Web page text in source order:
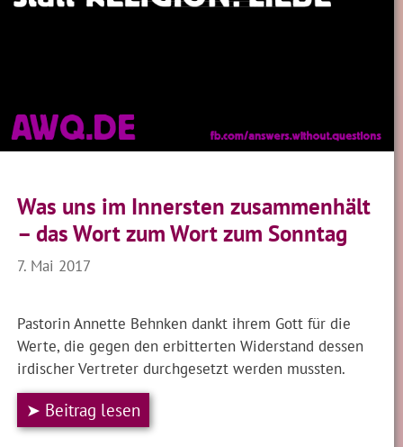
Was uns im Innersten zusammenhält
– das Wort zum Wort zum Sonntag
7. Mai 2017
Pastorin Annette Behnken dankt ihrem Gott für die
Werte, die gegen den erbitterten Widerstand dessen
irdischer Vertreter durchgesetzt werden mussten.
➤ Beitrag lesen